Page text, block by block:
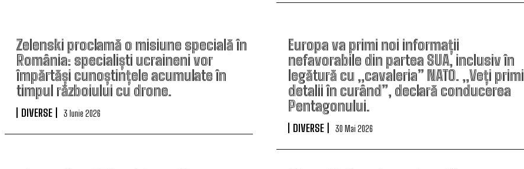
Zelenski proclamă o misiune specială în
România: specialiști ucraineni vor
împărtăși cunoștințele acumulate în
timpul războiului cu drone.
DIVERSE 3 Iunie 2026
Europa va primi noi informații
nefavorabile din partea SUA, inclusiv în
legătură cu „cavaleria” NATO. „Veți primi
detalii în curând”, declară conducerea
Pentagonului.
DIVERSE 30 Mai 2026